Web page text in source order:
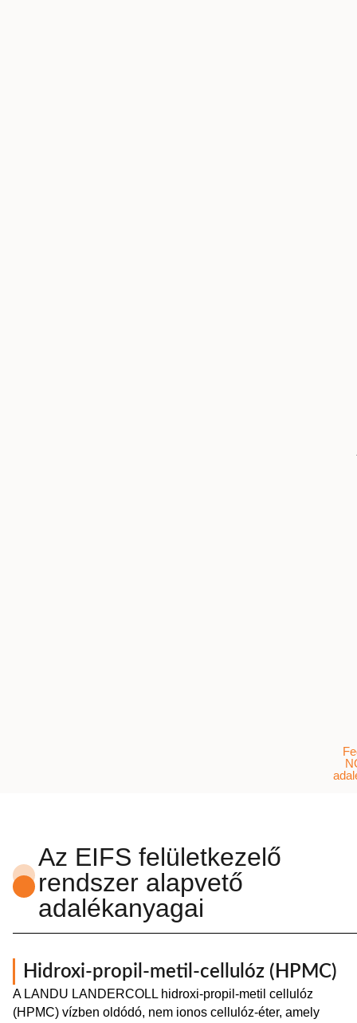
Az EIFS felületkezelő
rendszer alapvető
adalékanyagai
Hidroxi-propil-metil-cellulóz (HPMC)
A LANDU LANDERCOLL hidroxi-propil-metil cellulóz
(HPMC) vízben oldódó, nem ionos cellulóz-éter, amely